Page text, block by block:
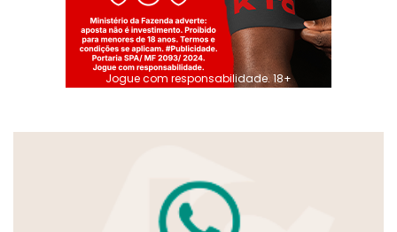
Jogue com responsabilidade. 18+